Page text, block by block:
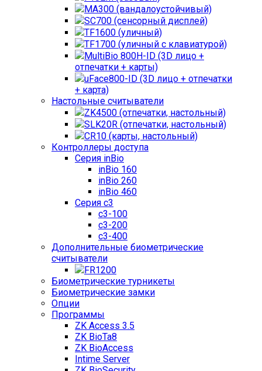
MA300 (вандалоустойчивый)
SC700 (сенсорный дисплей)
TF1600 (уличный)
TF1700 (уличный с клавиатурой)
MultiBio 800H-ID (3D лицо +
отпечатки + карты)
uFace800-ID (3D лицо + отпечатки
+ карта)
Настольные считыватели
ZK4500 (отпечатки, настольный)
SLK20R (отпечатки, настольный)
CR10 (карты, настольный)
Контроллеры доступа
Серия inBio
inBio 160
inBio 260
inBio 460
Серия c3
c3-100
c3-200
c3-400
Дополнительные биометрические
считыватели
FR1200
Биометрические турникеты
Биометрические замки
Опции
Программы
ZK Access 3.5
ZK BioTa8
ZK BioAccess
Intime Server